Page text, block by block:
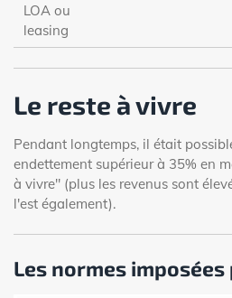
LOA ou
leasing
Le reste à vivre
Pendant longtemps, il était
endettement supérieur à 35% en
à vivre" (plus les revenus sont
l'est également).
Les normes imposées